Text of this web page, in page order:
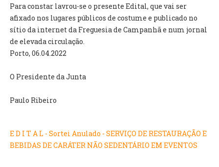
CEMITÉRIO
RECENSEAMENTO ELEITORAL
ATESTADOS
VENDA AMBULANTE
APOIO AOS DESEMPREGADOS
CONTACTO E HORÁRIO GIP
Para constar lavrou-se o presente Edital, que vai ser
afixado nos lugares públicos de costume e publicado no
sítio da internet da Freguesia de Campanhã e num jornal
de elevada circulação.
Porto, 06.04.2022
O Presidente da Junta
Paulo Ribeiro
E D I T A L - Sortei Anulado - SERVIÇO DE RESTAURAÇÃO E
BEBIDAS DE CARÁTER NÃO SEDENTÁRIO EM EVENTOS